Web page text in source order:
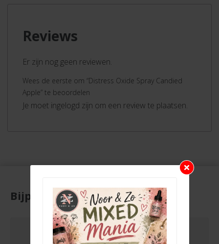
Reviews
Er zijn nog geen reviewen.
Wees de eerste om “Distress Oxide Spray Candied
Apple” te beoordelen
Je moet ingelogd zijn om een review te plaatsen.
Bijpassende producten